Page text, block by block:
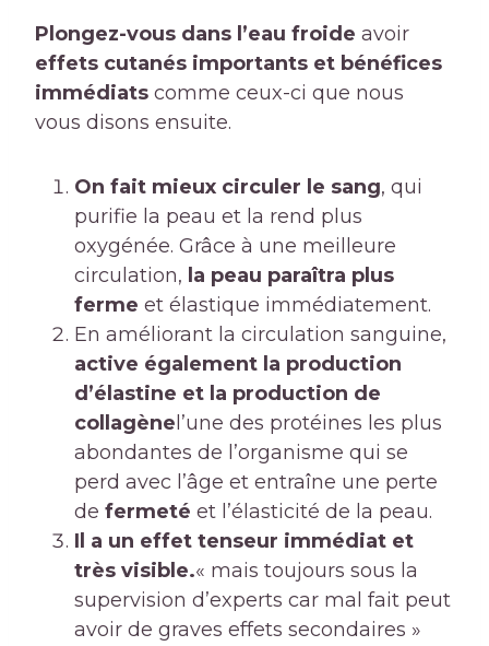
Plongez-vous dans l’eau froide avoir
effets cutanés importants et bénéfices
immédiats comme ceux-ci que nous
vous disons ensuite.
On fait mieux circuler le sang, qui
purifie la peau et la rend plus
oxygénée. Grâce à une meilleure
circulation, la peau paraîtra plus
ferme et élastique immédiatement.
En améliorant la circulation sanguine,
active également la production
d’élastine et la production de
collagène l’une des protéines les plus
abondantes de l’organisme qui se
perd avec l’âge et entraîne une perte
de fermeté et l’élasticité de la peau.
Il a un effet tenseur immédiat et
très visible.« mais toujours sous la
supervision d’experts car mal fait peut
avoir de graves effets secondaires »